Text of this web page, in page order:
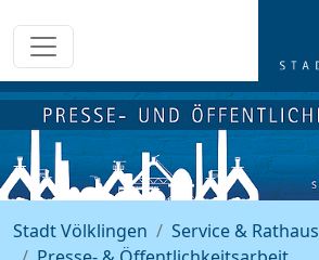
Stadt Völklingen Service & Rathaus